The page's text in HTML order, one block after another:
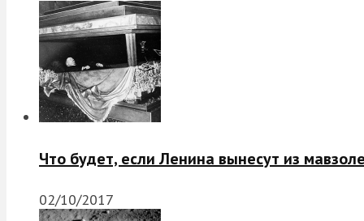
Что будет, если Ленина вынесут из
02/10/2017